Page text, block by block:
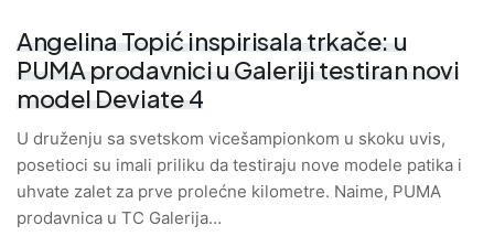
Angelina Topić inspirisala trkače: u
PUMA prodavnici u Galeriji testiran novi
model Deviate 4
U druženju sa svetskom vicešampionkom u skoku uvis,
posetioci su imali priliku da testiraju nove modele patika i
uhvate zalet za prve prolećne kilometre. Naime, PUMA
prodavnica u TC Galerija…